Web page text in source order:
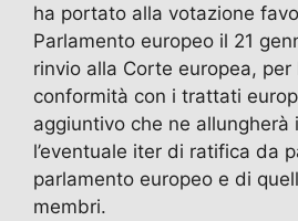
ha portato alla votazione
Parlamento europeo il 21
rinvio alla Corte europea,
conformità con i trattati
aggiuntivo che ne allungherà
l’eventuale iter di ratifica da
parlamento europeo e di
membri.